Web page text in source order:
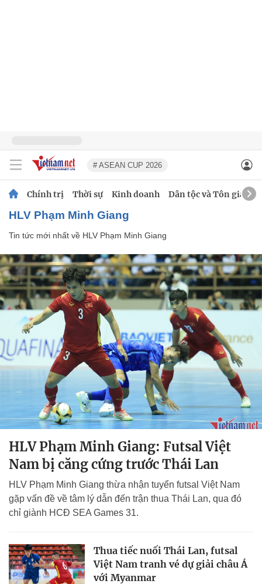
# ASEAN CUP 2026
Chính trị Thời sự Kinh doanh Dân tộc và Tôn giáo
HLV Phạm Minh Giang
Tin tức mới nhất về HLV Phạm Minh Giang
HLV Phạm Minh Giang: Futsal Việt
Nam bị căng cứng trước Thái Lan
HLV Phạm Minh Giang thừa nhận tuyển futsal Việt Nam
gặp vấn đề về tâm lý dẫn đến trận thua Thái Lan, qua đó
chỉ giành HCĐ SEA Games 31.
Thua tiếc nuối Thái Lan, futsal
Việt Nam tranh vé dự giải châu Á
với Myanmar